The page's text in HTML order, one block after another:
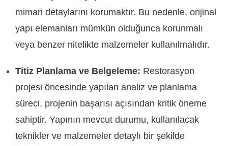
mimari detaylarını korumaktır. Bu nedenle, orijinal
yapı elemanları mümkün olduğunca korunmalı
veya benzer nitelikte malzemeler kullanılmalıdır.
Titiz Planlama ve Belgeleme: Restorasyon
projesi öncesinde yapılan analiz ve planlama
süreci, projenin başarısı açısından kritik öneme
sahiptir. Yapının mevcut durumu, kullanılacak
teknikler ve malzemeler detaylı bir şekilde